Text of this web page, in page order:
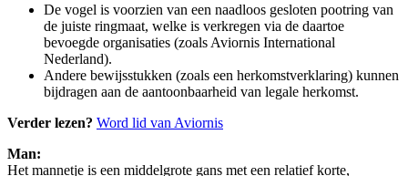
De vogel is voorzien van een naadloos gesloten pootring van
de juiste ringmaat, welke is verkregen via de daartoe
bevoegde organisaties (zoals Aviornis International
Nederland).
Andere bewijsstukken (zoals een herkomstverklaring) kunnen
bijdragen aan de aantoonbaarheid van legale herkomst.
Verder lezen? Word lid van Aviornis
Man:
Het mannetje is een middelgrote gans met een relatief korte,